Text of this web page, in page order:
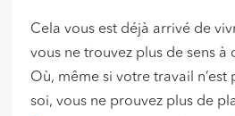
Cela vous est déjà arrivé de
vous ne trouvez plus de sens à
Où, même si votre travail n’est
soi, vous ne prouvez plus de